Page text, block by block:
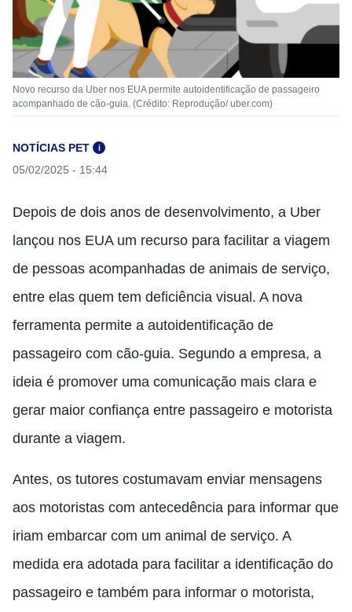
Novo recurso da Uber nos EUA permite autoidentificação de passageiro
acompanhado de cão-guia. (Crédito: Reprodução/ uber.com)
NOTÍCIAS PET i
05/02/2025 - 15:44
Depois de dois anos de desenvolvimento, a Uber
lançou nos EUA um recurso para facilitar a viagem
de pessoas acompanhadas de animais de serviço,
entre elas quem tem deficiência visual. A nova
ferramenta permite a autoidentificação de
passageiro com cão-guia. Segundo a empresa, a
ideia é promover uma comunicação mais clara e
gerar maior confiança entre passageiro e motorista
durante a viagem.
Antes, os tutores costumavam enviar mensagens
aos motoristas com antecedência para informar que
iriam embarcar com um animal de serviço. A
medida era adotada para facilitar a identificação do
passageiro e também para informar o motorista,